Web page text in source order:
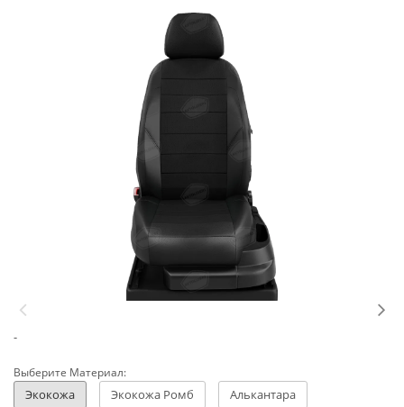
-
Выберите Материал:
Экокожа Экокожа Ромб Алькантара